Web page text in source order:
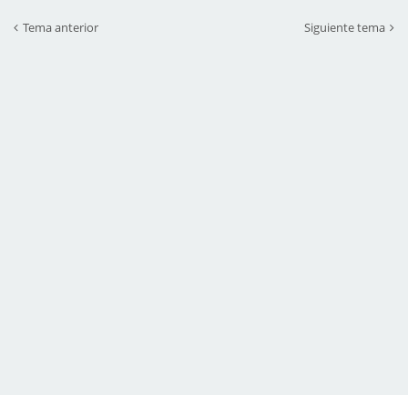
Tema anterior Siguiente tema